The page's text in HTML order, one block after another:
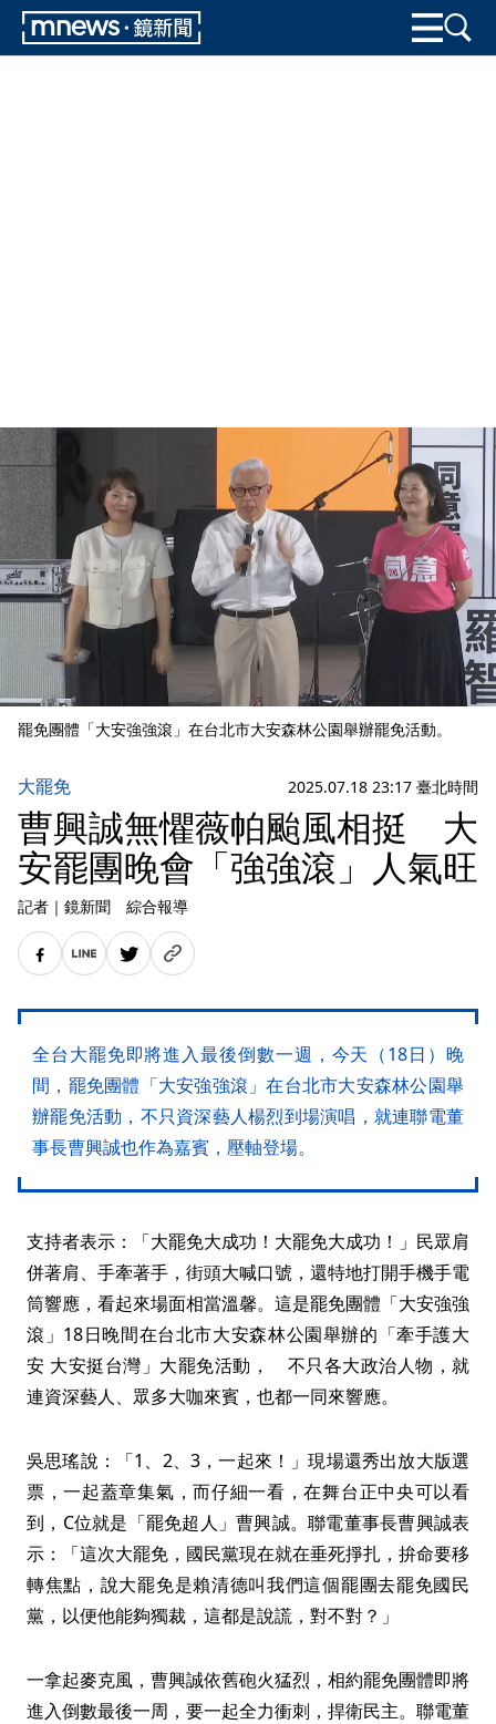
罷免團體「大安強強滾」在台北市大安森林公園舉辦罷免活動。
大罷免 2025.07.18 23:17 臺北時間
曹興誠無懼薇帕颱風相挺 大
安罷團晚會「強強滾」人氣旺
記者 ｜ 鏡新聞 綜合報導
全台大罷免即將進入最後倒數一週，今天（18日）晚
間，罷免團體「大安強強滾」在台北市大安森林公園舉
辦罷免活動，不只資深藝人楊烈到場演唱，就連聯電董
事長曹興誠也作為嘉賓，壓軸登場。
支持者表示：「大罷免大成功！大罷免大成功！」民眾肩
併著肩、手牽著手，街頭大喊口號，還特地打開手機手電
筒響應，看起來場面相當溫馨。這是罷免團體「大安強強
滾」18日晚間在台北市大安森林公園舉辦的「牽手護大
安 大安挺台灣」大罷免活動， 不只各大政治人物，就
連資深藝人、眾多大咖來賓，也都一同來響應。
吳思瑤說：「1、2、3，一起來！」現場還秀出放大版選
票，一起蓋章集氣，而仔細一看，在舞台正中央可以看
到，C位就是「罷免超人」曹興誠。聯電董事長曹興誠表
示：「這次大罷免，國民黨現在就在垂死掙扎，拚命要移
轉焦點，說大罷免是賴清德叫我們這個罷團去罷免國民
黨，以便他能夠獨裁，這都是說謊，對不對？」
一拿起麥克風，曹興誠依舊砲火猛烈，相約罷免團體即將
進入倒數最後一周，要一起全力衝刺，捍衛民主。聯電董